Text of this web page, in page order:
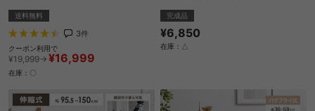
送料無料
3件
クーポン利用で
¥19,999→ ¥16,999
在庫：〇
完成品
¥6,850
在庫：△